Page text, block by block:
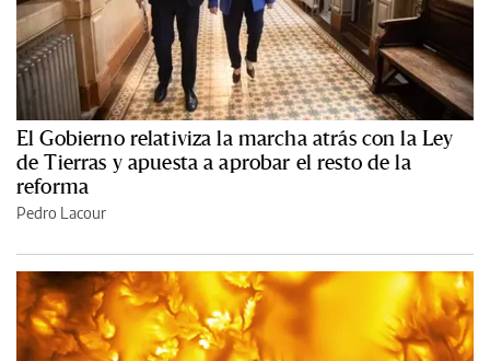
El Gobierno relativiza la marcha atrás con la Ley
de Tierras y apuesta a aprobar el resto de la
reforma
Pedro Lacour